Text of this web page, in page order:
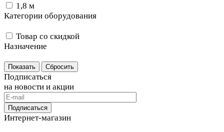
1,8 м
Категории оборудования
Товар со скидкой
Назначение
Сбросить
Подписаться
на новости и акции
Подписаться
Интернет-магазин